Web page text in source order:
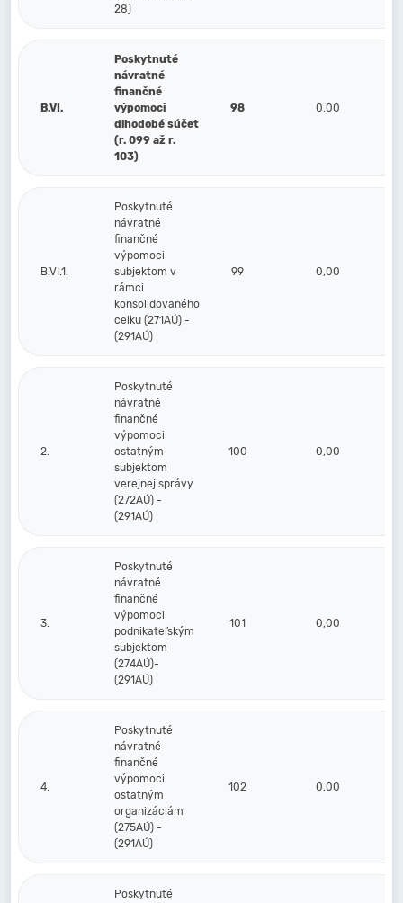
28)
B.VI.
Poskytnuté
návratné
finančné
výpomoci
dlhodobé súčet
(r. 099 až r.
103)
98 0,00
B.VI.1.
Poskytnuté
návratné
finančné
výpomoci
subjektom v
rámci
konsolidovaného
celku (271AÚ) -
(291AÚ)
99 0,00
2.
Poskytnuté
návratné
finančné
výpomoci
ostatným
subjektom
verejnej správy
(272AÚ) -
(291AÚ)
100 0,00
3.
Poskytnuté
návratné
finančné
výpomoci
podnikateľským
subjektom
(274AÚ)-
(291AÚ)
101 0,00
4.
Poskytnuté
návratné
finančné
výpomoci
ostatným
organizáciám
(275AÚ) -
(291AÚ)
102 0,00
Poskytnuté